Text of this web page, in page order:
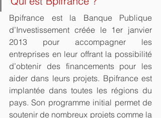
Bpifrance est la Banque Publique
d’Investissement créée le 1er janvier
2013 pour accompagner les
entreprises en leur offrant la possibilité
d’obtenir des financements pour les
aider dans leurs projets. Bpifrance est
implantée dans toutes les régions du
pays. Son programme initial permet de
soutenir de nombreux projets comme la